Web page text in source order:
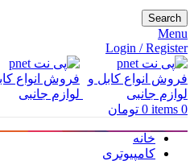
Search
Menu
Login / Register
0
items
0 تومان
خانه
کامپیوتری